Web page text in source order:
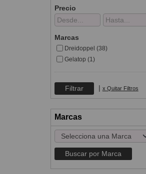
Precio
Marcas
Dreidoppel (38)
Gelatop (1)
| x Quitar Filtros
Marcas